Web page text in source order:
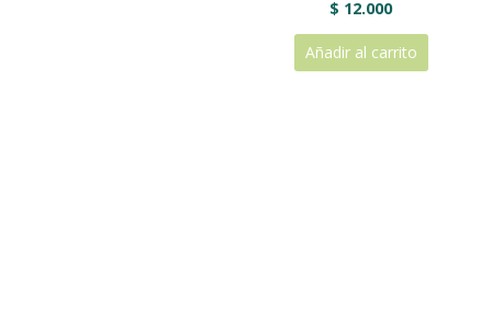
$ 12.000
Añadir al carrito